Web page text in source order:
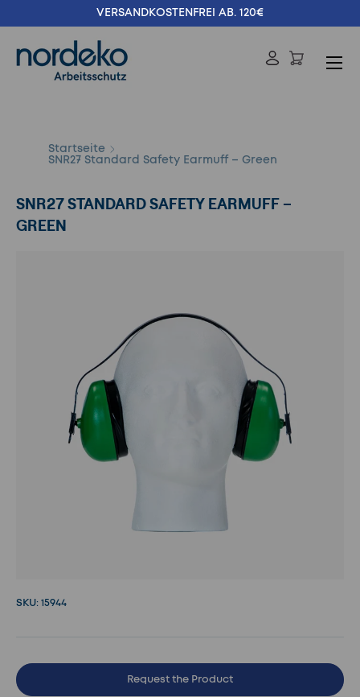
Direkt zum Inhalt
VERSANDKOSTENFREI AB. 120€
Einloggen
Startseite
SNR27 Standard Safety Earmuff – Green
SNR27 STANDARD SAFETY EARMUFF –
GREEN
SKU: 15944
Request the Product